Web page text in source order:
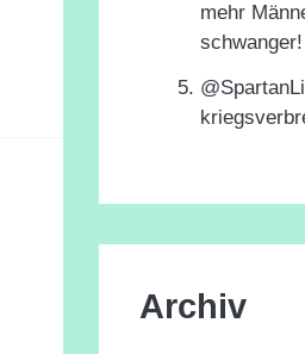
mehr
schwanger!
Archiv